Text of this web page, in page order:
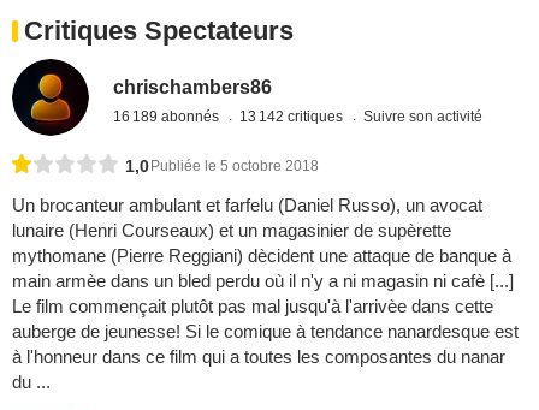
Critiques Spectateurs
chrischambers86
16 189 abonnés 13 142 critiques Suivre son activité
1,0 Publiée le 5 octobre 2018
Un brocanteur ambulant et farfelu (Daniel Russo), un avocat
lunaire (Henri Courseaux) et un magasinier de supèrette
mythomane (Pierre Reggiani) dècident une attaque de banque à
main armèe dans un bled perdu où il n'y a ni magasin ni cafè [...]
Le film commençait plutôt pas mal jusqu'à l'arrivèe dans cette
auberge de jeunesse! Si le comique à tendance nanardesque est
à l'honneur dans ce film qui a toutes les composantes du nanar
du ...